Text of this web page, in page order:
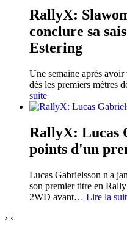
RallyX:
conclure sa
Estering
Une semaine après
dès les premiers mètres
suite
RallyX: Lucas
points d'un
Lucas Gabrielsson n'a
son premier titre en
2WD avant… Lire la
› ‹